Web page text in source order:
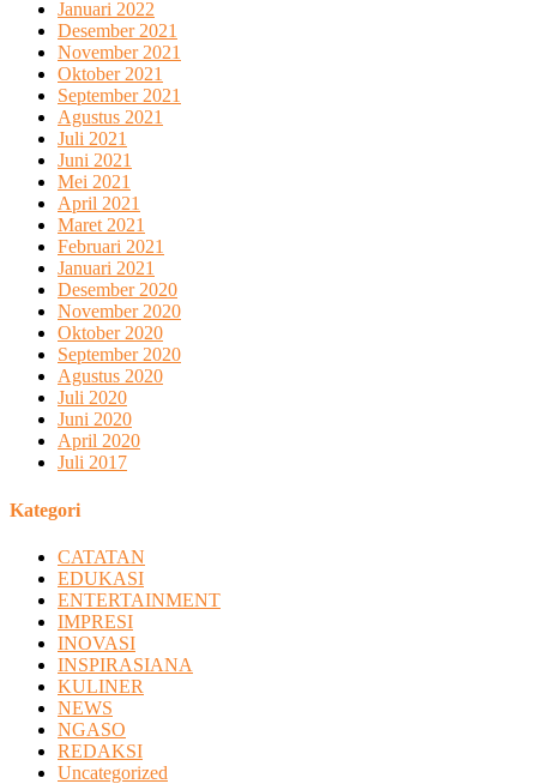
Januari 2022
Desember 2021
November 2021
Oktober 2021
September 2021
Agustus 2021
Juli 2021
Juni 2021
Mei 2021
April 2021
Maret 2021
Februari 2021
Januari 2021
Desember 2020
November 2020
Oktober 2020
September 2020
Agustus 2020
Juli 2020
Juni 2020
April 2020
Juli 2017
Kategori
CATATAN
EDUKASI
ENTERTAINMENT
IMPRESI
INOVASI
INSPIRASIANA
KULINER
NEWS
NGASO
REDAKSI
Uncategorized